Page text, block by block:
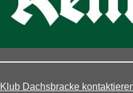
Klub Dachsbracke